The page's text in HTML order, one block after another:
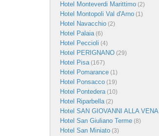
Hotel Monteverdi Marittimo (2)
Hotel Montopoli Val d'Arno (1)
Hotel Navacchio (2)
Hotel Palaia(6)
Hotel Peccioli (4)
Hotel PERIGNANO (29)
Hotel Pisa(167)
Hotel Pomarance (1)
Hotel Ponsacco (19)
Hotel Pontedera(10)
Hotel Riparbella(2)
Hotel SAN GIOVANNI ALLA VENA
Hotel San Giuliano Terme (8)
Hotel San Miniato (3)